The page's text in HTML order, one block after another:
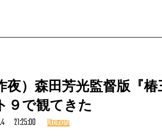
夜）森田芳光監督版『
９で観てきた
21:25:00 Utamaru